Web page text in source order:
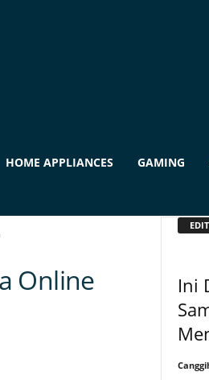
HOME APPLIANCES GAMING
Online
Ini